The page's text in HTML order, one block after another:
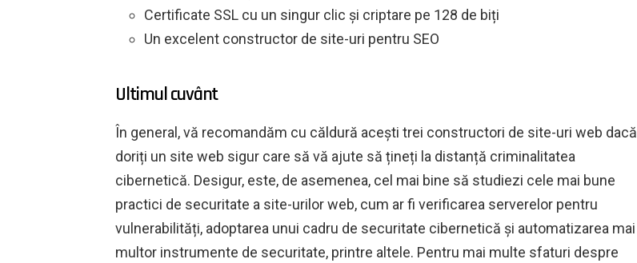
Certificate SSL cu un singur clic și criptare pe 128 de biți
Un excelent constructor de site-uri pentru SEO
Ultimul cuvânt
În general, vă recomandăm cu căldură acești trei constructori de site-uri web dacă
doriți un site web sigur care să vă ajute să țineți la distanță criminalitatea
cibernetică. Desigur, este, de asemenea, cel mai bine să studiezi cele mai bune
practici de securitate a site-urilor web, cum ar fi verificarea serverelor pentru
vulnerabilități, adoptarea unui cadru de securitate cibernetică și automatizarea mai
multor instrumente de securitate, printre altele. Pentru mai multe sfaturi despre